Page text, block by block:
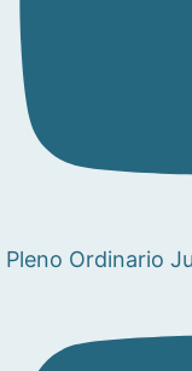
Pleno Ordinario